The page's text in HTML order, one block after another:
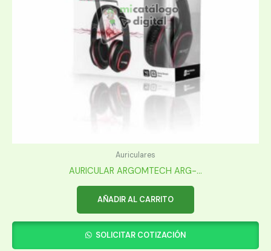
Auriculares
AURICULAR ARGOMTECH ARG-...
AÑADIR AL CARRITO
SOLICITAR COTIZACIÓN